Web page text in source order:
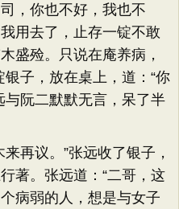
，你也不好，我也不
用去了，止存一锭不敢
盛殓。只说在庵养病，
子，放在桌上，道：“你
与阮二默默无言，呆了半
再议。”张远收了银子，
著。张远道：“二哥，这
病弱的人，想是与女子